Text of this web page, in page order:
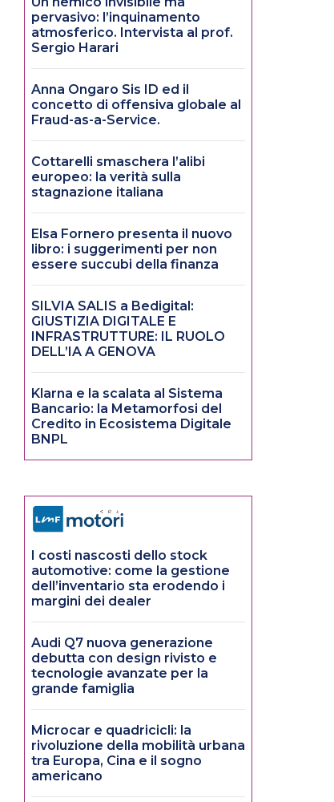
pervasivo: l’inquinamento
atmosferico. Intervista al prof.
Sergio Harari
Anna Ongaro Sis ID ed il
concetto di offensiva globale al
Fraud-as-a-Service.
Cottarelli smaschera l’alibi
europeo: la verità sulla
stagnazione italiana
Elsa Fornero presenta il nuovo
libro: i suggerimenti per non
essere succubi della finanza
SILVIA SALIS a Bedigital:
GIUSTIZIA DIGITALE E
INFRASTRUTTURE: IL RUOLO
DELL’IA A GENOVA
Klarna e la scalata al Sistema
Bancario: la Metamorfosi del
Credito in Ecosistema Digitale
BNPL
I costi nascosti dello stock
automotive: come la gestione
dell’inventario sta erodendo i
margini dei dealer
Audi Q7 nuova generazione
debutta con design rivisto e
tecnologie avanzate per la
grande famiglia
Microcar e quadricicli: la
rivoluzione della mobilità urbana
tra Europa, Cina e il sogno
americano